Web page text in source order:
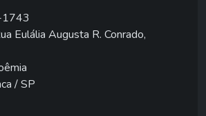
Eulália Augusta R. Conrado,
/ SP